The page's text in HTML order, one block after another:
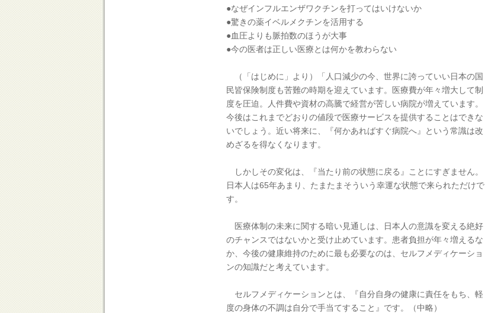
●なぜインフルエンザワクチンを打ってはいけないか
●驚きの薬イベルメクチンを活用する
●血圧よりも脈拍数のほうが大事
●今の医者は正しい医療とは何かを教わらない
（「はじめに」より）「人口減少の今、世界に誇っていい日本の国
民皆保険制度も苦難の時期を迎えています。医療費が年々増大して制
度を圧迫。人件費や資材の高騰で経営が苦しい病院が増えています。
今後はこれまでどおりの値段で医療サービスを提供することはできな
いでしょう。近い将来に、『何かあればすぐ病院へ』という常識は改
めざるを得なくなります。
しかしその変化は、『当たり前の状態に戻る』ことにすぎません。
日本人は65年あまり、たまたまそういう幸運な状態で来られただけで
す。
医療体制の未来に関する暗い見通しは、日本人の意識を変える絶好
のチャンスではないかと受け止めています。患者負担が年々増えるな
か、今後の健康維持のために最も必要なのは、セルフメディケーショ
ンの知識だと考えています。
セルフメディケーションとは、『自分自身の健康に責任をもち、軽
度の身体の不調は自分で手当てすること』です。（中略）